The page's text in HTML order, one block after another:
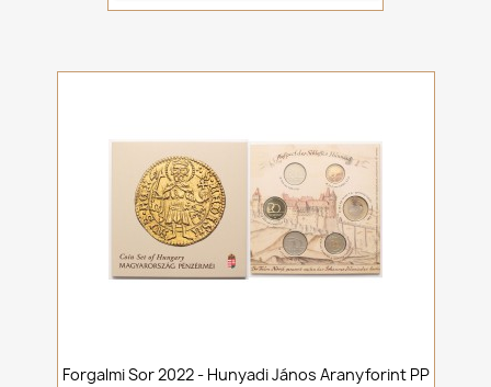
Forgalmi Sor 2022 - Hunyadi János Aranyforint PP